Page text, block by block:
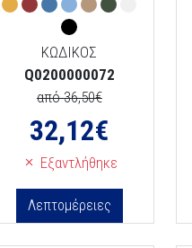
ΚΩΔΙΚΟΣ
Q0200000072
από 36,50€
32,12€
Εξαντλήθηκε
Λεπτομέρειες